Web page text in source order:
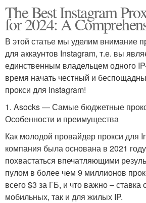
The Best Instagram
for 2024: A
В этой статье мы уделим внимание
для аккаунтов Instagram, т.е. вы
единственным владельцем одного
время начать честный и
прокси для Instagram!
1. Asocks — Самые бюджетные
Особенности и преимущества
Как молодой провайдер прокси для
компания была основана в 2021
похвастаться впечатляющими
пулом в более чем 9 миллионов
всего $3 за ГБ, и что важно – ставка
мобильных, так и для жилых IP.